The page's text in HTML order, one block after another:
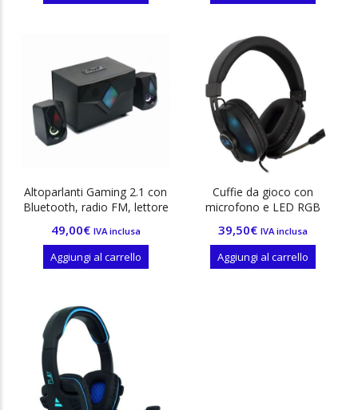
Altoparlanti Gaming 2.1 con
Bluetooth, radio FM, lettore
49,00€ IVA inclusa
Aggiungi al carrello
Cuffie da gioco con
microfono e LED RGB
39,50€ IVA inclusa
Aggiungi al carrello